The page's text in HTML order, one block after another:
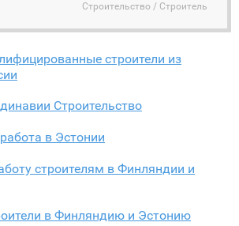
Строительство / Строитель
строители из
Строительство
в Эстонии
строителям в Финляндии и
в Финляндию и Эстонию